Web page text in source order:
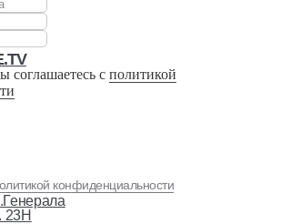
конфиденциальности
23Н
соглашаетесь с политикой